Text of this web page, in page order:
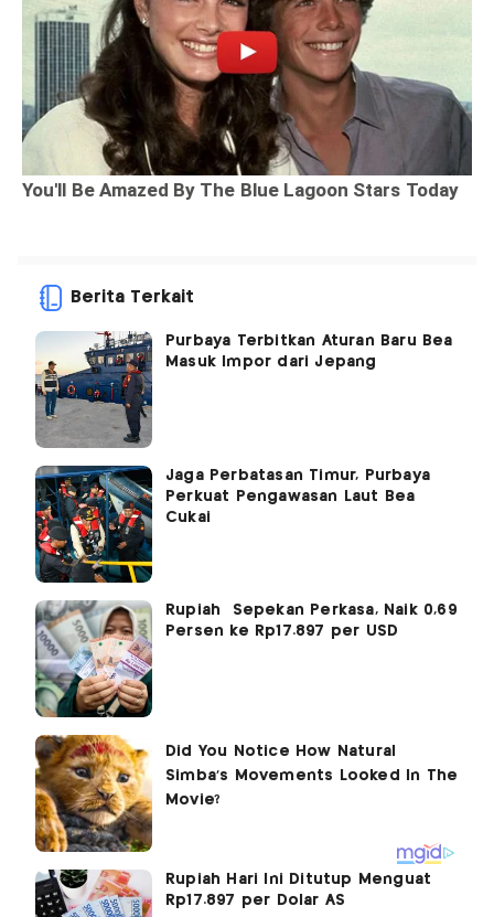
Berita Terkait
Purbaya Terbitkan Aturan Baru Bea
Masuk Impor dari Jepang
Jaga Perbatasan Timur, Purbaya
Perkuat Pengawasan Laut Bea
Cukai
Rupiah Sepekan Perkasa, Naik 0,69
Persen ke Rp17.897 per USD
Rupiah Hari Ini Ditutup Menguat
Rp17.897 per Dolar AS